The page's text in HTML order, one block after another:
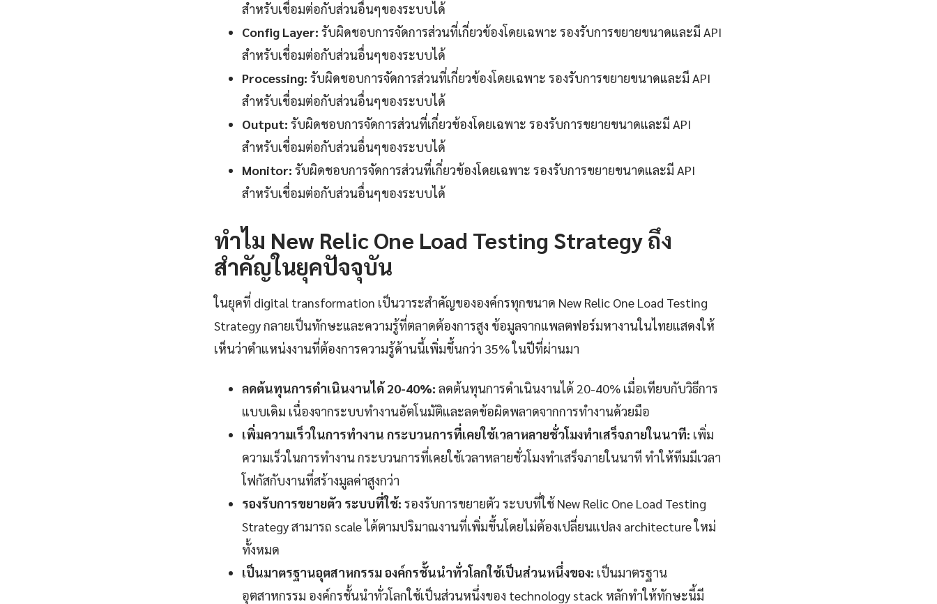
สำหรับเชื่อมต่อกับส่วนอื่นๆของระบบได้
Config Layer: รับผิดชอบการจัดการส่วนที่เกี่ยวข้องโดยเฉพาะ รองรับการขยายขนาดและมี API
สำหรับเชื่อมต่อกับส่วนอื่นๆของระบบได้
Processing: รับผิดชอบการจัดการส่วนที่เกี่ยวข้องโดยเฉพาะ รองรับการขยายขนาดและมี API
สำหรับเชื่อมต่อกับส่วนอื่นๆของระบบได้
Output: รับผิดชอบการจัดการส่วนที่เกี่ยวข้องโดยเฉพาะ รองรับการขยายขนาดและมี API
สำหรับเชื่อมต่อกับส่วนอื่นๆของระบบได้
Monitor: รับผิดชอบการจัดการส่วนที่เกี่ยวข้องโดยเฉพาะ รองรับการขยายขนาดและมี API
สำหรับเชื่อมต่อกับส่วนอื่นๆของระบบได้
ทำไม New Relic One Load Testing Strategy ถึง
สำคัญในยุคปัจจุบัน
ในยุคที่ digital transformation เป็นวาระสำคัญขององค์กรทุกขนาด New Relic One Load Testing
Strategy กลายเป็นทักษะและความรู้ที่ตลาดต้องการสูง ข้อมูลจากแพลตฟอร์มหางานในไทยแสดงให้
เห็นว่าตำแหน่งงานที่ต้องการความรู้ด้านนี้เพิ่มขึ้นกว่า 35% ในปีที่ผ่านมา
ลดต้นทุนการดำเนินงานได้ 20-40%: ลดต้นทุนการดำเนินงานได้ 20-40% เมื่อเทียบกับวิธีการ
แบบเดิม เนื่องจากระบบทำงานอัตโนมัติและลดข้อผิดพลาดจากการทำงานด้วยมือ
เพิ่มความเร็วในการทำงาน กระบวนการที่เคยใช้เวลาหลายชั่วโมงทำเสร็จภายในนาที: เพิ่ม
ความเร็วในการทำงาน กระบวนการที่เคยใช้เวลาหลายชั่วโมงทำเสร็จภายในนาที ทำให้ทีมมีเวลา
โฟกัสกับงานที่สร้างมูลค่าสูงกว่า
รองรับการขยายตัว ระบบที่ใช้: รองรับการขยายตัว ระบบที่ใช้ New Relic One Load Testing
Strategy สามารถ scale ได้ตามปริมาณงานที่เพิ่มขึ้นโดยไม่ต้องเปลี่ยนแปลง architecture ใหม่
ทั้งหมด
เป็นมาตรฐานอุตสาหกรรม องค์กรชั้นนำทั่วโลกใช้เป็นส่วนหนึ่งของ: เป็นมาตรฐาน
อุตสาหกรรม องค์กรชั้นนำทั่วโลกใช้เป็นส่วนหนึ่งของ technology stack หลักทำให้ทักษะนี้มี